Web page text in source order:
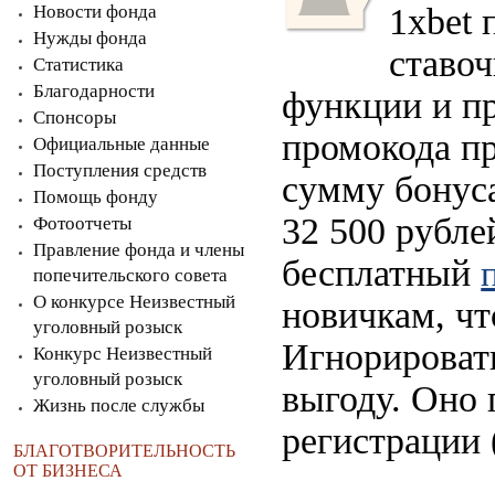
Новости фонда
Нужды фонда
Статистика
Благодарности
Спонсоры
Официальные данные
Поступления средств
Помощь фонду
Фотоотчеты
Правление фонда и члены
попечительского совета
О конкурсе Неизвестный
уголовный розыск
Конкурс Неизвестный
уголовный розыск
Жизнь после службы
БЛАГОТВОРИТЕЛЬНОСТЬ
ОТ БИЗНЕСА
1xbet
функции и
промокода
сумму
32 500
бесплатный
новичкам,
выгоду. Оно